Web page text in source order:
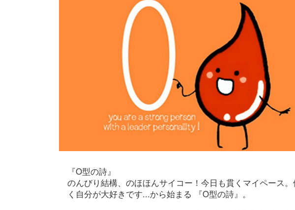
『O型の詩』
のんびり結構、のほほんサイコー！今日も貫くマイペース
く自分が大好きです...から始まる 『O型の詩』。